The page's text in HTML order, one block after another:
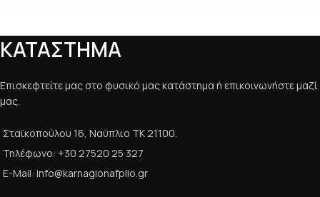
ΚΑΤΑΣΤΗΜΑ
Επισκεφτείτε μας στο φυσικό μας κατάστημα ή επικοινωνήστε μαζί
μας.
Σταϊκοπούλου 16, Ναύπλιο ΤΚ 21100.
Τηλέφωνο: +30 27520 25 327
E-Mail: info@karnagionafplio.gr